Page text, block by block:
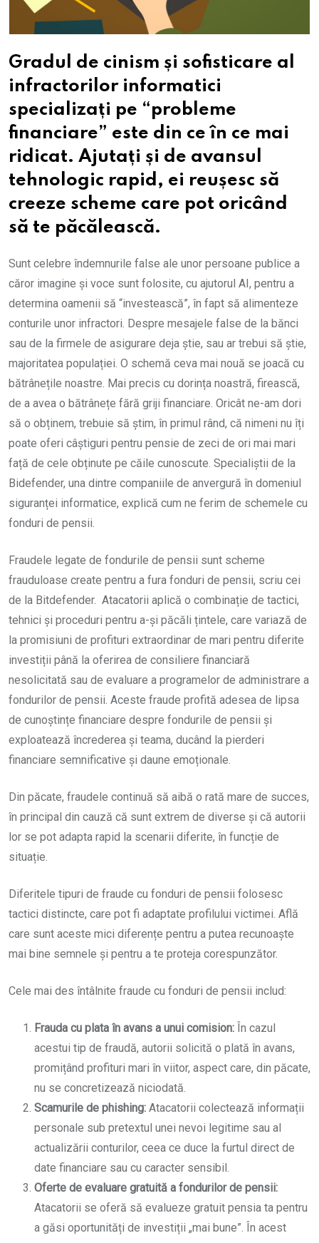
Gradul de cinism și sofisticare al
infractorilor informatici
specializați pe “probleme
financiare” este din ce în ce mai
ridicat. Ajutați și de avansul
tehnologic rapid, ei reușesc să
creeze scheme care pot oricând
să te păcălească.
Sunt celebre îndemnurile false ale unor persoane publice a
căror imagine și voce sunt folosite, cu ajutorul AI, pentru a
determina oamenii să “investească”, în fapt să alimenteze
conturile unor infractori. Despre mesajele false de la bănci
sau de la firmele de asigurare deja știe, sau ar trebui să știe,
majoritatea populației. O schemă ceva mai nouă se joacă cu
bătrânețile noastre. Mai precis cu dorința noastră, firească,
de a avea o bătrânețe fără griji financiare. Oricât ne-am dori
să o obținem, trebuie să știm, în primul rând, că nimeni nu îți
poate oferi câștiguri pentru pensie de zeci de ori mai mari
față de cele obținute pe căile cunoscute. Specialiștii de la
Bidefender, una dintre companiile de anvergură în domeniul
siguranței informatice, explică cum ne ferim de schemele cu
fonduri de pensii.
Fraudele legate de fondurile de pensii sunt scheme
frauduloase create pentru a fura fonduri de pensii, scriu cei
de la Bitdefender. Atacatorii aplică o combinație de tactici,
tehnici și proceduri pentru a-și păcăli țintele, care variază de
la promisiuni de profituri extraordinar de mari pentru diferite
investiții până la oferirea de consiliere financiară
nesolicitată sau de evaluare a programelor de administrare a
fondurilor de pensii. Aceste fraude profită adesea de lipsa
de cunoștințe financiare despre fondurile de pensii și
exploatează încrederea și teama, ducând la pierderi
financiare semnificative și daune emoționale.
Din păcate, fraudele continuă să aibă o rată mare de succes,
în principal din cauză că sunt extrem de diverse și că autorii
lor se pot adapta rapid la scenarii diferite, în funcție de
situație.
Diferitele tipuri de fraude cu fonduri de pensii folosesc
tactici distincte, care pot fi adaptate profilului victimei. Află
care sunt aceste mici diferențe pentru a putea recunoaște
mai bine semnele și pentru a te proteja corespunzător.
Cele mai des întâlnite fraude cu fonduri de pensii includ:
Frauda cu plata în avans a unui comision: În cazul
acestui tip de fraudă, autorii solicită o plată în avans,
promițând profituri mari în viitor, aspect care, din păcate,
nu se concretizează niciodată.
Scamurile de phishing: Atacatorii colectează informații
personale sub pretextul unei nevoi legitime sau al
actualizării conturilor, ceea ce duce la furtul direct de
date financiare sau cu caracter sensibil.
Oferte de evaluare gratuită a fondurilor de pensii:
Atacatorii se oferă să evalueze gratuit pensia ta pentru
a găsi oportunități de investiții „mai bune”. În acest